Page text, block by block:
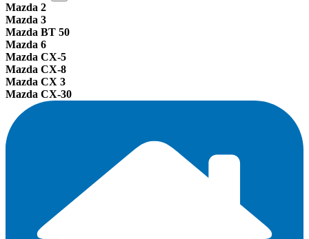
Mazda 2
Mazda 3
Mazda BT 50
Mazda 6
Mazda CX-5
Mazda CX-8
Mazda CX 3
Mazda CX-30